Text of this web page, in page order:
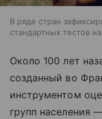
В ряде стран
стандартных тестов
Около 100 лет
созданный во
инструментом
групп населения